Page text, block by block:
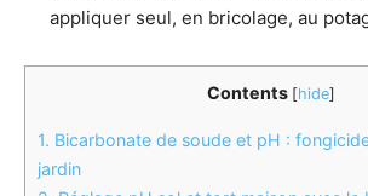
appliquer seul, en bricolage, au
Contents [hide]
1. Bicarbonate de soude et pH :
jardin